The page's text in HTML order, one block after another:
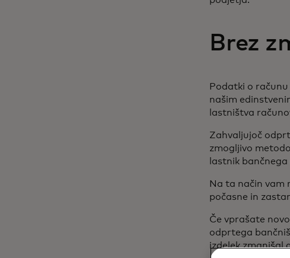
Brez
Podatki o
našim
lastništva
Zahvaljujoč
zmogljivo
lastnik
Na ta način vam
počasne in
Če vprašate
odprtega
izdelek zmanjšal